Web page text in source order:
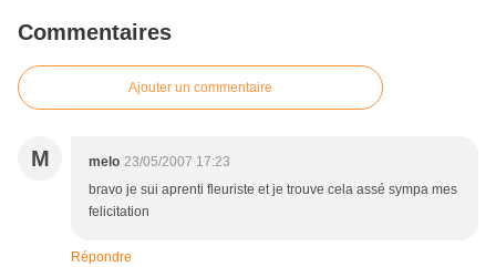
Commentaires
Ajouter un commentaire
M melo 23/05/2007 17:23
bravo je sui aprenti fleuriste et je trouve cela assé sympa mes
felicitation
Répondre